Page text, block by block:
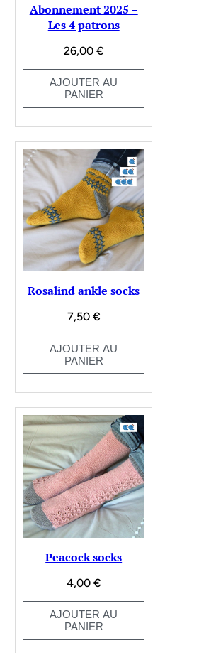
Abonnement 2025 –
Les 4 patrons
26,00 €
AJOUTER AU
PANIER
Rosalind ankle socks
7,50 €
AJOUTER AU
PANIER
Peacock socks
4,00 €
AJOUTER AU
PANIER